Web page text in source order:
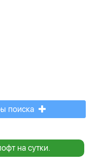
поиска
на сутки.